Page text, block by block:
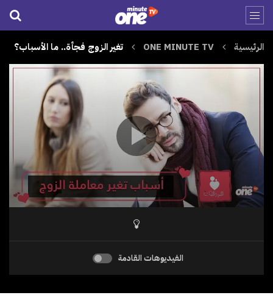
الرئيسية ONE MINUTE TV تغير الزوج فجأة.. ما الأسباب؟
الفيديوهات القادمة